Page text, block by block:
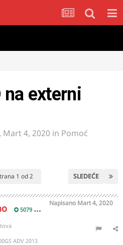
na externi
, Mart 4, 2020 in Pomoć
SLEDEĆE
1 od 2
5079
Napisano Mart 4, 2020
ADV 2013